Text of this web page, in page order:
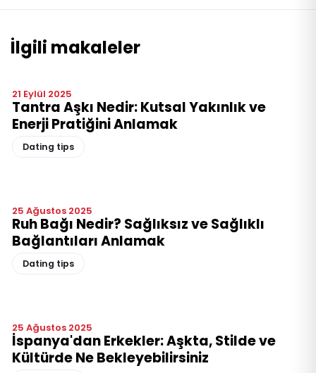
İlgili makaleler
21 Eylül 2025
Tantra Aşkı Nedir: Kutsal Yakınlık ve
Enerji Pratiğini Anlamak
Dating tips
25 Ağustos 2025
Ruh Bağı Nedir? Sağlıksız ve Sağlıklı
Bağlantıları Anlamak
Dating tips
25 Ağustos 2025
İspanya'dan Erkekler: Aşkta, Stilde ve
Kültürde Ne Bekleyebilirsiniz